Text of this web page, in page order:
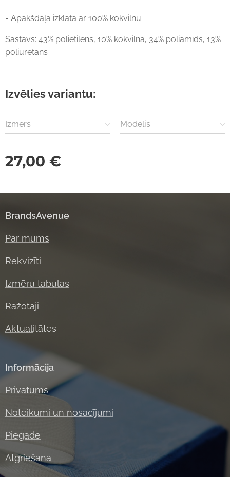
- Apakšdaļa izklāta ar 100% kokvilnu
Sastāvs: 43% polietilēns, 10% kokvilna, 34% poliamīds, 13%
poliuretāns
Izvēlies variantu:
Izmērs Modelis
27,00 €
BrandsAvenue
Par mums
Rekvizīti
Izmēru tabulas
Ražotāji
Aktualitātes
Informācija
Privātums
Noteikumi un nosacījumi
Piegāde
Atgriešana